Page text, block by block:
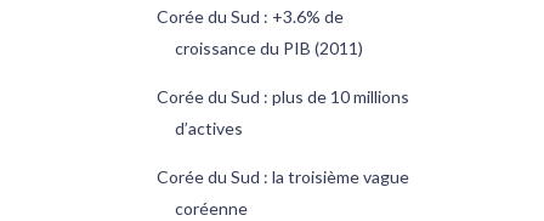
Corée du Sud : +3.6% de
croissance du PIB (2011)
Corée du Sud : plus de 10 millions
d’actives
Corée du Sud : la troisième vague
coréenne